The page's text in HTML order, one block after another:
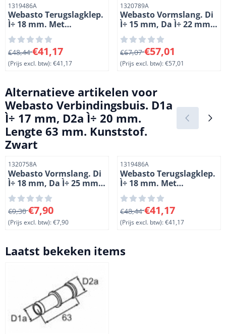
Artikelnummer
1319486A
Webasto Terugslagklep.
Ì÷ 18 mm. Met
lekboorgat. Lengte 146
mm. Hoogte 42 mm.
Kunststof
Van 48,44 voor 41,17, exclusief btw: 41,17
€48,44€41,17
(Prijs excl. btw):€41,17
Artikelnummer
1320789A
Webasto Vormslang. Di
Ì÷ 15 mm, Da Ì÷ 22 mm.
Lengte 1020 mm. 90å¡
Van 67,07 voor 57,01,
€67,07€57,01
(Prijs excl. btw):€57,01
Alternatieve artikelen voor
Webasto Verbindingsbuis. D1a
Ì÷ 17 mm, D2a Ì÷ 20 mm.
Lengte 63 mm. Kunststof.
Zwart
Artikelnummer
1320758A
Webasto Vormslang. Di
Ì÷ 18 mm, Da Ì÷ 25 mm.
Lengte 1 = 95 mm, L 2 =
25 mm, L 3 = 20 mm. R =
30.
Van 9,30 voor 7,90, exclusief btw: 7,90
€9,30€7,90
(Prijs excl. btw):€7,90
Artikelnummer
1319486A
Webasto Terugslagklep.
Ì÷ 18 mm. Met
lekboorgat. Lengte 146
mm. Hoogte 42 mm.
Kunststof
Van 48,44 voor 41,17,
€48,44€41,17
(Prijs excl. btw):€41,17
Laatst bekeken items